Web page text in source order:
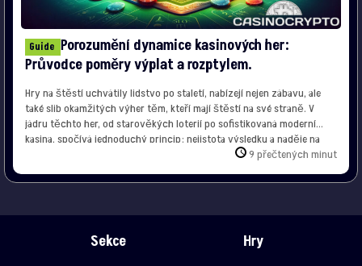
Guide Porozumění dynamice kasinových her:
Průvodce poměry výplat a rozptylem.
Hry na štěstí uchvátily lidstvo po staletí, nabízejí nejen zábavu, ale
také slib okamžitých výher těm, kteří mají štěstí na své straně. V
jádru těchto her, od starověkých loterií po sofistikovaná moderní
kasina, spočívá jednoduchý princip: nejistota výsledku a naděje na
překonání šancí. Přitažlivost kasin Kasina zejména dokonale9 přečtených minut
Sekce Hry